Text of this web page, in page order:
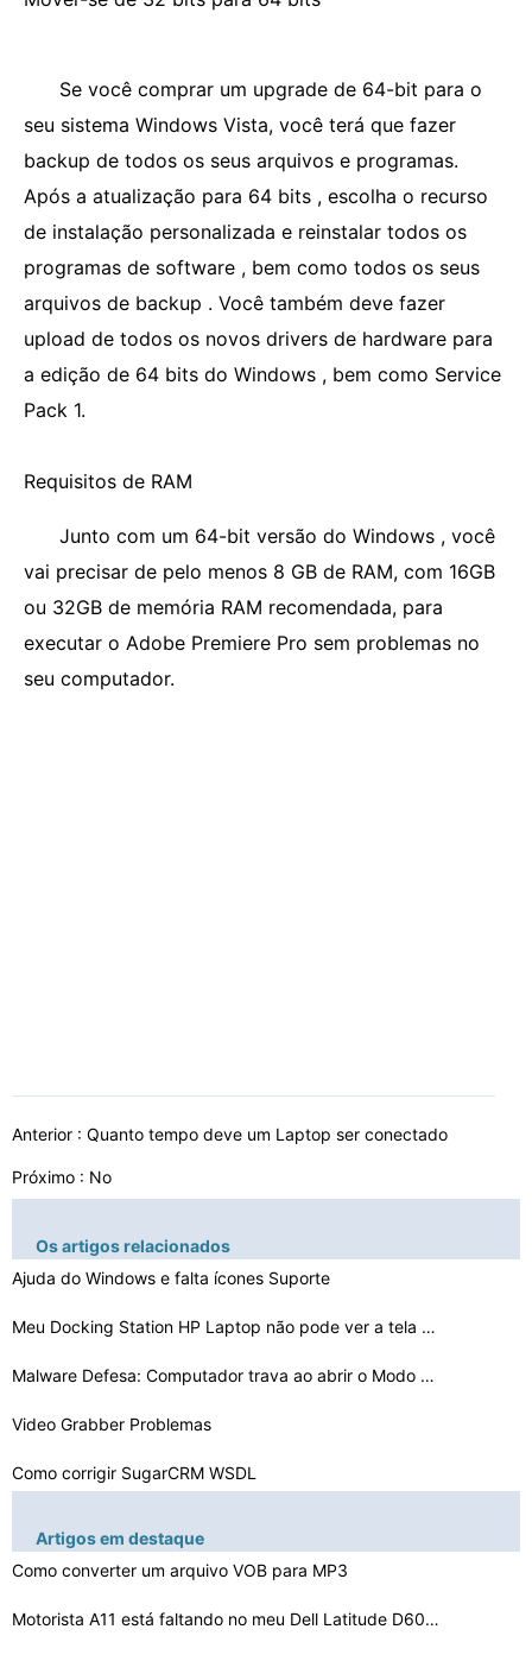
Se você comprar um upgrade de 64-bit para o
seu sistema Windows Vista, você terá que fazer
backup de todos os seus arquivos e programas.
Após a atualização para 64 bits , escolha o recurso
de instalação personalizada e reinstalar todos os
programas de software , bem como todos os seus
arquivos de backup . Você também deve fazer
upload de todos os novos drivers de hardware para
a edição de 64 bits do Windows , bem como Service
Pack 1.
Requisitos de RAM
Junto com um 64-bit versão do Windows , você
vai precisar de pelo menos 8 GB de RAM, com 16GB
ou 32GB de memória RAM recomendada, para
executar o Adobe Premiere Pro sem problemas no
seu computador.
Anterior : Quanto tempo deve um Laptop ser conectado
Próximo : No
Os artigos relacionados
Ajuda do Windows e falta ícones Suporte
Meu Docking Station HP Laptop não pode ver a tela do p…
Malware Defesa: Computador trava ao abrir o Modo de seg…
Video Grabber Problemas
Como corrigir SugarCRM WSDL
O que deve a temperatura de um Intel DG31PR G31 placa-
Acesso negado . Apenas um administrador pode enumerar t…
Artigos em destaque
Como converter um arquivo VOB para MP3
Motorista A11 está faltando no meu Dell Latitude D600